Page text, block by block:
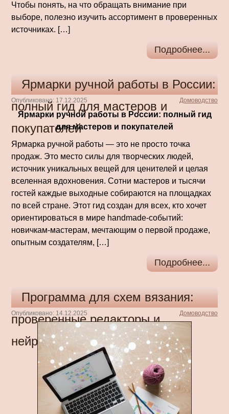
Чтобы понять, на что обращать внимание при
выборе, полезно изучить ассортимент в проверенных
источниках. […]
Подробнее...
Ярмарки ручной работы в России:
полный гид для мастеров и
покупателей
Опубликовано: 17.12.2025 Домоводство
Ярмарки ручной работы в России: полный гид
для мастеров и покупателей
Ярмарка ручной работы — это не просто точка
продаж. Это место силы для творческих людей,
источник уникальных вещей для ценителей и целая
вселенная вдохновения. Сотни мастеров и тысячи
гостей каждые выходные собираются на площадках
по всей стране. Этот гид создан для всех, кто хочет
ориентироваться в мире handmade-событий:
новичкам-мастерам, мечтающим о первой продаже,
опытным создателям, […]
Подробнее...
Программа для схем вязания:
проверенные редакторы и
нейросети-дизайнеры
Опубликовано: 14.12.2025 Домоводство